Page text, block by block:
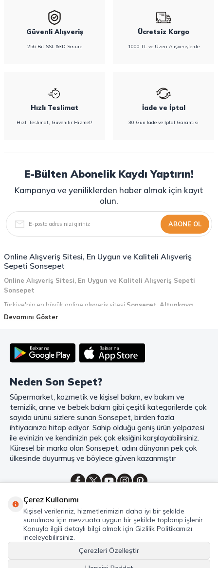
Güvenli Alışveriş
256 Bit SSL &3D Secure
Ücretsiz Kargo
1000 TL ve Üzeri Alışverişlerde
Hızlı Teslimat
Hızlı Teslimat, Güvenilir Hizmet!
İade ve İptal
30 Gün İade ve İptal Garantisi
E-Bülten Abonelik Kaydı Yaptırın!
Kampanya ve yeniliklerden haber almak için kayıt
olun.
ABONE OL
Online Alışveriş Sitesi, En Uygun ve Kaliteli Alışveriş
Sepeti Sonsepet
Online Alışveriş Sitesi, En Uygun ve Kaliteli Alışveriş Sepeti
Sonsepet
Türkiye'nin en büyük online alışveriş sitesi Sonsepet Altunkaya
Holdinggüvencesiyle hizmet vermektedir! Sonsepet, online alışveriş
teslimat ve güvenli ödeme seçenekleriyle, alışveriş yaparken
zamanınızı ve paranızı en verimli şekilde kullanırsınız.
Mahmood Coffee ile Kahve Keyfinizi Sonsepet'te Yaşayın!
Mahmood Coffee markasının eşsiz lezzetleriyle tanışın ve kahve
keyfinizi doruklara çıkarın. Filtre ve çekirdek kahve, kapsül kahve,
granül kahve, gold kahve, klasik kahve ve Türk kahvesi gibi birbirinden
lezzetli seçenekler arasından favorinizi seçin. Eğer pratik ve hızlı bir
kahve arıyorsanız, hazır Türk kahvesi ve cappuccino gibi seçenekler de
sizleri bekliyor. Sıcak çikolata ve kahve kreması ile kahve keyfinize
lezzet katabilirsiniz. Kahve tutkunlarının vazgeçilmezi olan bu ürünler,
keşfedin ve kahve keyfinizi doyasıya yaşayın!
Çayın büyülü dünyasına hoş geldiniz! Sonsepet, çay tutkunlarının
hayallerini süsleyenMahmood Teaçeşitlerini sizlerle buluşturuyor.
Seylan Çayı'nın benzersiz lezzetiyle tanışın ve çay demlemenin tadını
baştan yaşayın. Dökme çayın gizemli aroması ve sallama çayın taze
ferahlığı arasında kaybolmaya ne dersiniz?
Marka denildiğinde akla gelen ilk isim olan
ile kalite ve
Devamını Göster
Neden Son Sepet?
Süpermarket, kozmetik ve kişisel bakım, ev bakım ve
temizlik, anne ve bebek bakım gibi çeşitli kategorilerde çok
sayıda ürünü sizlere sunan Sonsepet, birden fazla
ihtiyacınıza hitap ediyor. Sahip olduğu geniş ürün yelpazesi
ile evinizin ve kendinizin pek çok eksiğini karşılayabilirsiniz.
Küresel bir marka olan Sonsepet, adını dünyanın pek çok
ülkesinde duyurmuş ve böylece güven kazanmıştır
Kategoriler
Hızlı Erişim
Hakkımızda
Çerez Kullanımı
Kişisel verileriniz, hizmetlerimizin daha iyi bir şekilde
sunulması için mevzuata uygun bir şekilde toplanıp işlenir.
Konuyla ilgili detaylı bilgi almak için Gizlilik Politikamızı
inceleyebilirsiniz.
Çerezleri Özelleştir